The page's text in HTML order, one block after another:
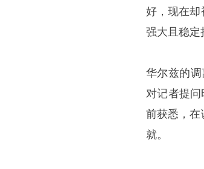
好，现在却
强大且稳定
华尔兹的
对记者提问
前获悉，在
就。